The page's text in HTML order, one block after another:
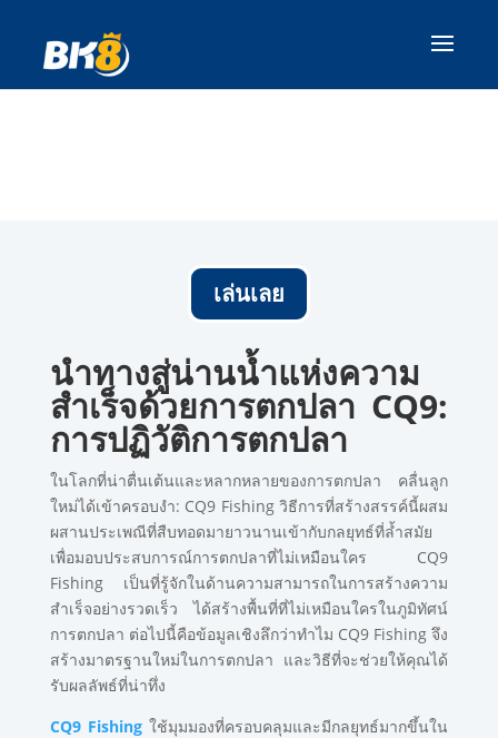
เล่นเลย
นำทางสู่น่านน้ำแห่งความ
สำเร็จด้วยการตกปลา CQ9:
การปฏิวัติการตกปลา
ในโลกที่น่าตื่นเต้นและหลากหลายของการตกปลา คลื่นลูก
ใหม่ได้เข้าครอบงำ: CQ9 Fishing วิธีการที่สร้างสรรค์นี้ผสม
ผสานประเพณีที่สืบทอดมายาวนานเข้ากับกลยุทธ์ที่ล้ำสมัย
เพื่อมอบประสบการณ์การตกปลาที่ไม่เหมือนใคร CQ9
Fishing เป็นที่รู้จักในด้านความสามารถในการสร้างความ
สำเร็จอย่างรวดเร็ว ได้สร้างพื้นที่ที่ไม่เหมือนใครในภูมิทัศน์
การตกปลา ต่อไปนี้คือข้อมูลเชิงลึกว่าทำไม CQ9 Fishing จึง
สร้างมาตรฐานใหม่ในการตกปลา และวิธีที่จะช่วยให้คุณได้
รับผลลัพธ์ที่น่าทึ่ง
CQ9 Fishing ใช้มุมมองที่ครอบคลุมและมีกลยุทธ์มากขึ้นใน